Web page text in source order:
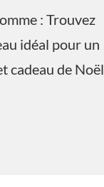
: Trouvez
idéal pour un
cadeau de Noël